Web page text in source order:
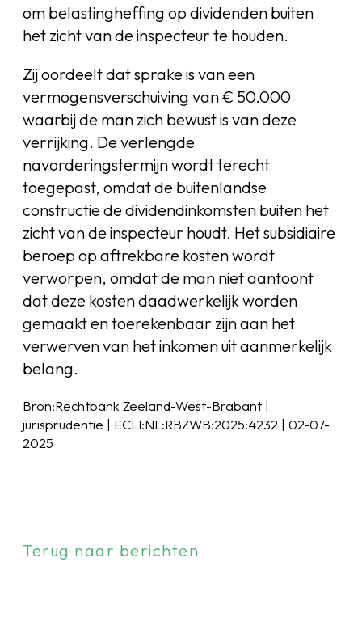
om belastingheffing op dividenden buiten
het zicht van de inspecteur te houden.
Zij oordeelt dat sprake is van een
vermogensverschuiving van € 50.000
waarbij de man zich bewust is van deze
verrijking. De verlengde
navorderingstermijn wordt terecht
toegepast, omdat de buitenlandse
constructie de dividendinkomsten buiten het
zicht van de inspecteur houdt. Het subsidiaire
beroep op aftrekbare kosten wordt
verworpen, omdat de man niet aantoont
dat deze kosten daadwerkelijk worden
gemaakt en toerekenbaar zijn aan het
verwerven van het inkomen uit aanmerkelijk
belang.
Bron:Rechtbank Zeeland-West-Brabant |
jurisprudentie | ECLI:NL:RBZWB:2025:4232 | 02-07-
2025
Terug naar berichten